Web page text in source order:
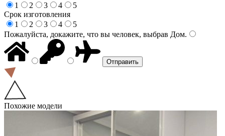
1
2 3 4
5
Срок изготовления
1
2 3 4
5
Пожалуйста, докажите, что вы человек, выбрав Дом.
Похожие модели